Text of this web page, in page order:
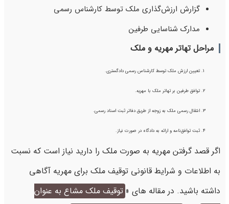
گزارش ارزش‌گذاری ملک توسط کارشناس رسمی
مدارک شناسایی طرفین
مراحل تهاتر مهریه و ملک
تعیین ارزش ملک توسط کارشناس رسمی دادگستری.
توافق طرفین بر تهاتر ملک با مهریه.
انتقال رسمی ملک به زوجه از طریق دفاتر ثبت اسناد رسمی.
ثبت توافق‌نامه و ارائه به دادگاه در صورت نیاز.
اگر قصد گرفتن مهریه به صورت ملک را دارید نیاز است که نسبت
به اطلاعات و شرایط قانونی توقیف ملک برای مهریه آگاهی
داشته باشید. در مقاله های « توقیف ملک مشاع به عنوان